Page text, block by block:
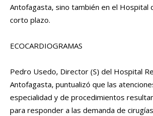
Antofagasta, sino también en el Hospital
corto plazo.
ECOCARDIOGRAMAS
Pedro Usedo, Director (S) del Hospital
Antofagasta, puntualizó que las
especialidad y de procedimientos
para responder a las demanda de